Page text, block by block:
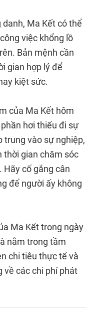
danh, Ma Kết có thể
việc khổng lồ
Bản mệnh cần
gian hợp lý để
kiệt sức.
của Ma Kết hôm
hơi thiếu đi sự
trung vào sự nghiệp,
thời gian chăm sóc
Hãy cố gắng cân
để người ấy không
Ma Kết trong ngày
nằm trong tầm
chi tiêu thực tế và
về các chi phí phát